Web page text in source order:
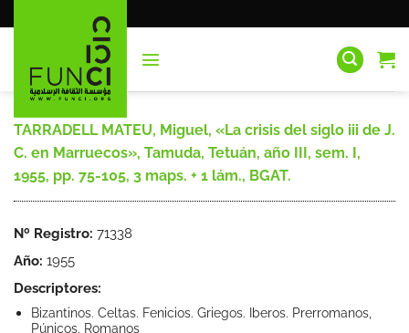
al
TARRADELL MATEU, Miguel, «La crisis del siglo iii de J.
C. en Marruecos», Tamuda, Tetuán, año III, sem. I,
1955, pp. 75-105, 3 maps. + 1 lám., BGAT.
Nº Registro: 71338
Año: 1955
Descriptores:
Bizantinos. Celtas. Fenicios. Griegos. Iberos. Prerromanos,
Púnicos. Romanos